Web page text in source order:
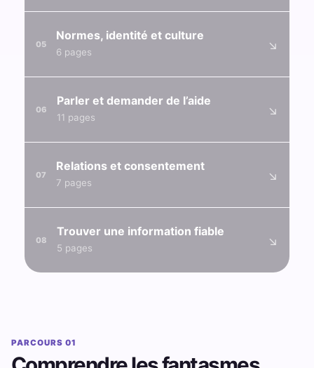
05
Normes, identité et culture
6 pages
↘
06
Parler et demander de l’aide
11 pages
↘
07
Relations et consentement
7 pages
↘
08
Trouver une information fiable
5 pages
↘
PARCOURS 01